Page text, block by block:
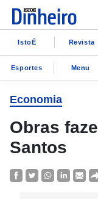
IstoÉ Revista
Esportes Menu
Economia
Obras
Santos